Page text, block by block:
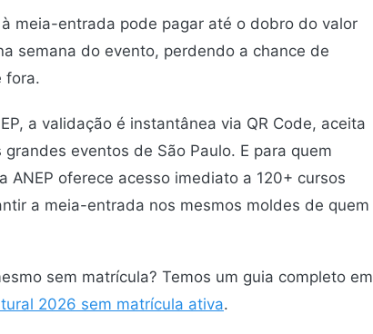
meia-entrada pode pagar até o dobro do valor
semana do evento, perdendo a chance de
fora.
a validação é instantânea via QR Code, aceita
eventos de São Paulo. E para quem
oferece acesso imediato a 120+ cursos
a meia-entrada nos mesmos moldes de quem
sem matrícula? Temos um guia completo em
2026 sem matrícula ativa.